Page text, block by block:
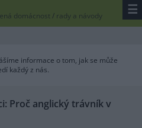
domácnost/ rady a návody ☰
informace o tom, jak se může
každý z nás.
Proč anglický trávník v